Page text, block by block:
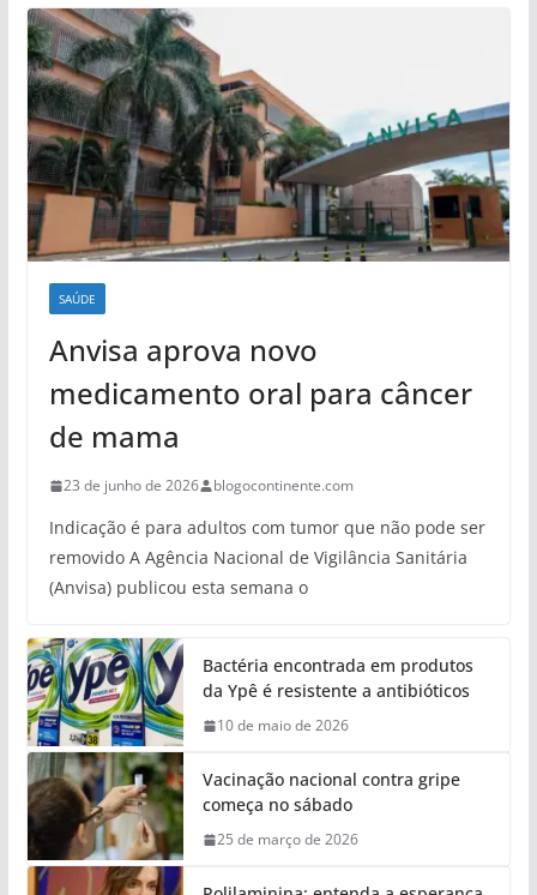
SAÚDE
Anvisa aprova novo
medicamento oral para câncer
de mama
23 de junho de 2026 blogocontinente.com
Indicação é para adultos com tumor que não pode ser
removido A Agência Nacional de Vigilância Sanitária
(Anvisa) publicou esta semana o
Bactéria encontrada em produtos
da Ypê é resistente a antibióticos
10 de maio de 2026
Vacinação nacional contra gripe
começa no sábado
25 de março de 2026